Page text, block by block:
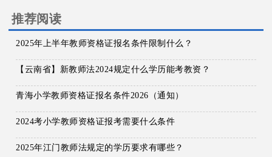
推荐阅读
2025年上半年教师资格证报名条件限制什么？
【云南省】新教师法2024规定什么学历能考教资？
青海小学教师资格证报名条件2026（通知）
2024考小学教师资格证报考需要什么条件
2025年江门教师法规定的学历要求有哪些？